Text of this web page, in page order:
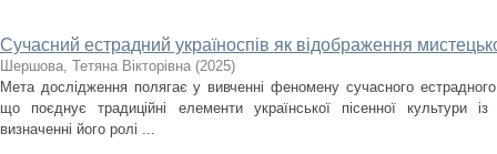
Сучасний естрадний україноспів як відображення
Шершова, Тетяна Вікторівна (2025)
Мета дослідження полягає у вивченні феномену сучасного
що поєднує традиційні елементи української пісенної культури
визначенні його ролі ...